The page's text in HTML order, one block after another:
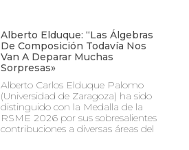
Alberto Elduque: “Las Álgebras
De Composición Todavía Nos
Van A Deparar Muchas
Sorpresas»
Alberto Carlos Elduque Palomo
(Universidad de Zaragoza) ha sido
distinguido con la Medalla de la
RSME 2026 por sus sobresalientes
contribuciones a diversas áreas del